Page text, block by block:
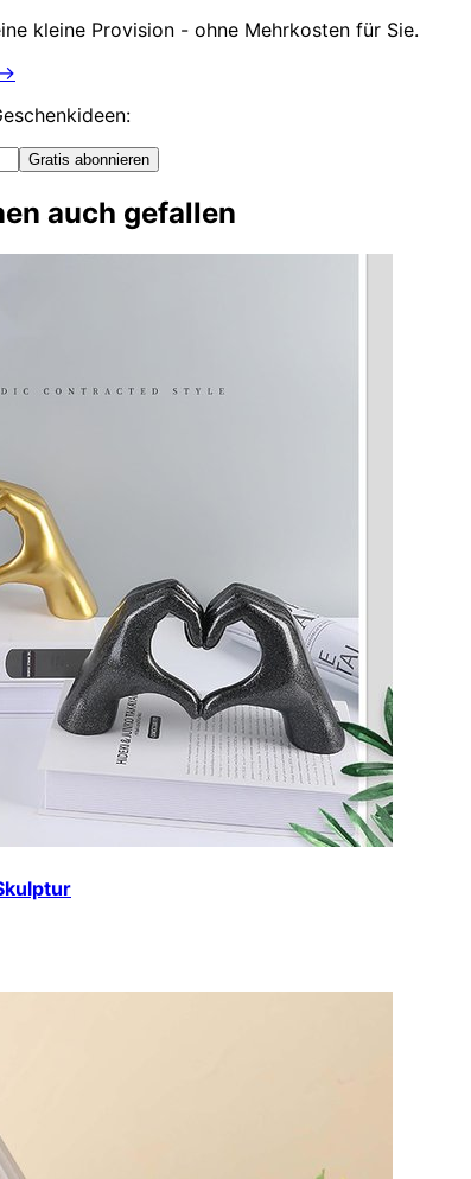
kleine Provision - ohne Mehrkosten für Sie.
:
Gratis abonnieren
auch gefallen